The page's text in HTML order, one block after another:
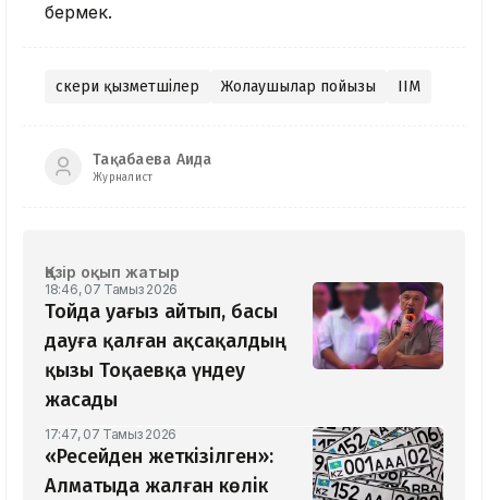
бермек.
Әскери қызметшілер Жолаушылар пойызы ІІМ
Тақабаева Аида
Журналист
Қазір оқып жатыр
18:46, 07 Тамыз 2026
Тойда уағыз айтып, басы
дауға қалған ақсақалдың
қызы Тоқаевқа үндеу
жасады
17:47, 07 Тамыз 2026
«Ресейден жеткізілген»:
Алматыда жалған көлік